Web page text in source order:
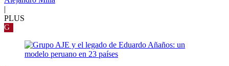
|
PLUS
G